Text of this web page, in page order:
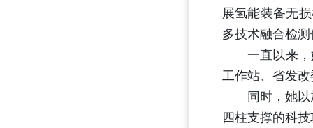
展氢能装备无
多技术融合检
一直以来，她
工作站、省发
同时，她以加
四柱支撑的科